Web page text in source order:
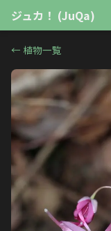
ジュカ！ (JuQa)
← 植物一覧